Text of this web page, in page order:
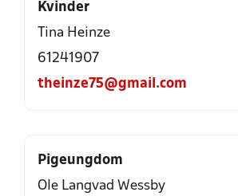
Kvinder
Tina Heinze
61241907
theinze75@gmail.com
Pigeungdom
Ole Langvad Wessby